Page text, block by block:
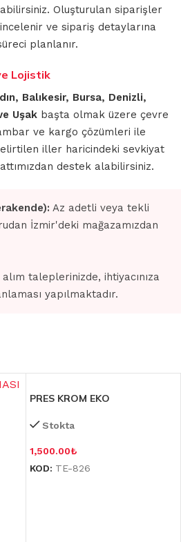
Oluşturulan siparişler
ve sipariş detaylarına
planlanır.
Lojistik
Balıkesir, Bursa, Denizli,
Uşak başta olmak üzere çevre
ve kargo çözümleri ile
iller haricindeki sevkiyat
destek alabilirsiniz.
Az adetli veya tekli
İzmir'deki mağazamızdan
taleplerinizde, ihtiyacınıza
yapılmaktadır.
PRES KROM EKO
Stokta
1,500.00₺
KOD: TE-826